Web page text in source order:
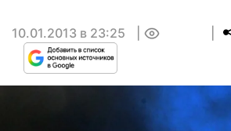
10.01.2013 в 23:25